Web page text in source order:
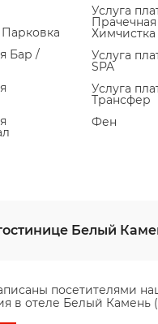
Парковка
Бар /
Услуга
Химчистка
Услуга
SPA
Услуга
Трансфер
Фен
Белый
посетителями
в отеле Белый Камень